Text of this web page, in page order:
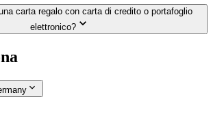
carta regalo con carta di credito o portafoglio
elettronico?